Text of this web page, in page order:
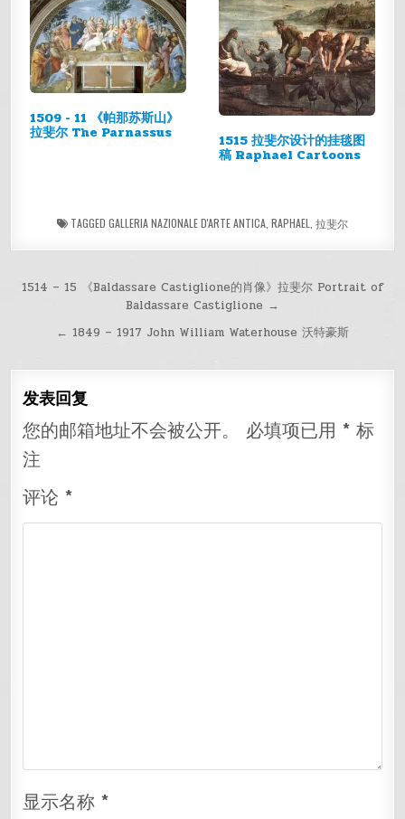
1509 - 11 《帕那苏斯山》
拉斐尔 The Parnassus 1515 拉斐尔设计的挂毯图
稿 Raphael Cartoons
TAGGED GALLERIA NAZIONALE D'ARTE ANTICA RAPHAEL 拉斐尔
文
航
1514 – 15 《Baldassare Castiglione的肖像》拉斐尔 Portrait of
Baldassare Castiglione →
← 1849 – 1917 John William Waterhouse 沃特豪斯
发表回复
您的邮箱地址不会被公开。 必填项已用* 标
注
评论*
显示名称*